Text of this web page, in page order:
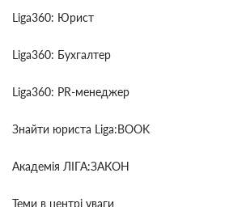
Liga360: Юрист
Liga360: Бухгалтер
Liga360: PR-менеджер
Знайти юриста Liga:BOOK
Академія ЛІГА:ЗАКОН
Теми в центрі уваги